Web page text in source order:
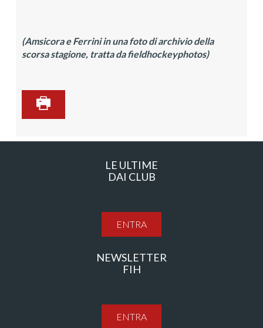
(Amsicora e Ferrini in una foto di archivio della
scorsa stagione, tratta da fieldhockeyphotos)
LE ULTIME
DAI CLUB
ENTRA
NEWSLETTER
FIH
ENTRA